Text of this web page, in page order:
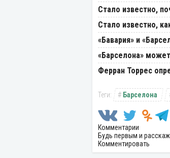
Стало известно,
Стало известно,
«Бавария» и
«Барселона»
Ферран Торрес
Барселона
Комментарии
Будь первым и
Комментировать